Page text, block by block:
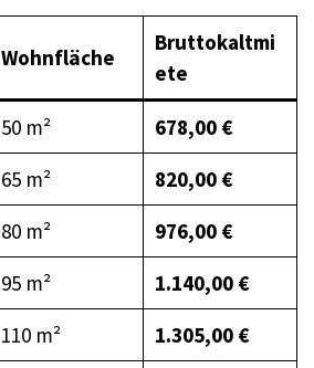
Wohnfläche
Bruttokaltmi
ete
50 m²
678,00 €
65 m²
820,00 €
80 m²
976,00 €
95 m²
1.140,00 €
110 m²
1.305,00 €